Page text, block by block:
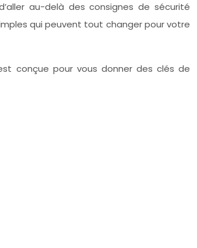
au-delà des consignes de sécurité
qui peuvent tout changer pour votre
conçue pour vous donner des clés de